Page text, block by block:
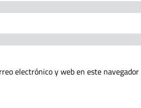
electrónico y web en este